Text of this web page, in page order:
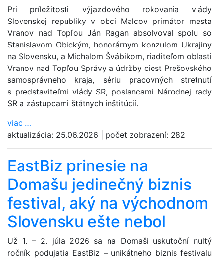
Pri príležitosti výjazdového rokovania vlády
Slovenskej republiky v obci Malcov primátor mesta
Vranov nad Topľou Ján Ragan absolvoval spolu so
Stanislavom Obickým, honorárnym konzulom Ukrajiny
na Slovensku, a Michalom Švábikom, riaditeľom oblasti
Vranov nad Topľou Správy a údržby ciest Prešovského
samosprávneho kraja, sériu pracovných stretnutí
s predstaviteľmi vlády SR, poslancami Národnej rady
SR a zástupcami štátnych inštitúcií.
viac …
aktualizácia: 25.06.2026 počet zobrazení: 282
EastBiz prinesie na
Domašu jedinečný biznis
festival, aký na východnom
Slovensku ešte nebol
Už 1. – 2. júla 2026 sa na Domaši uskutoční nultý
ročník podujatia EastBiz – unikátneho biznis festivalu